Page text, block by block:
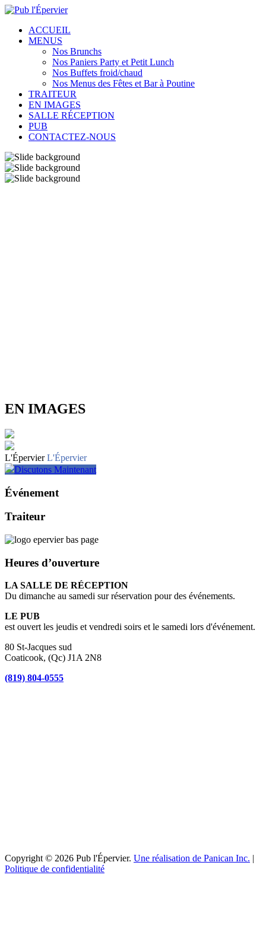
ACCUEIL
MENUS
Nos Brunchs
Nos Paniers Party et Petit Lunch
Nos Buffets froid/chaud
Nos Menus des Fêtes et Bar à Poutine
TRAITEUR
EN IMAGES
SALLE RÉCEPTION
PUB
CONTACTEZ-NOUS
EN IMAGES
L'Épervier L'Épervier
Discutons Maintenant
Événement
Traiteur
Heures d’ouverture
LA SALLE DE RÉCEPTION
Du dimanche au samedi sur réservation pour des événements.
LE PUB
est ouvert les jeudis et vendredi soirs et le samedi lors d'événement.
80 St-Jacques sud
Coaticook, (Qc) J1A 2N8
(819) 804-0555
Copyright © 2026 Pub l'Épervier. Une réalisation de Panican Inc. |
Politique de confidentialité